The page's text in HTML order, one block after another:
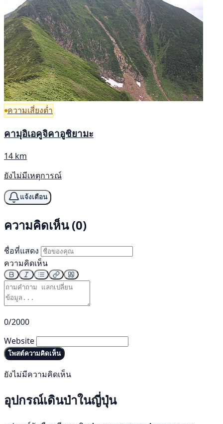
ความเสี่ยงต่ำ
คามุอิเอคูจิคาอูชิยามะ
14 km
ยังไม่มีเหตุการณ์
แจ้งเตือน
ความคิดเห็น (0)
ชื่อที่แสดง
ความคิดเห็น
0/2000
Website
โพสต์ความคิดเห็น
ยังไม่มีความคิดเห็น
อุปกรณ์เดินป่าในญี่ปุ่น